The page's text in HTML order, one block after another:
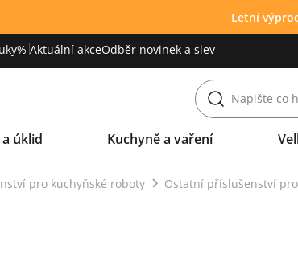
Letní
% Aktuální akceOdběr novinek a slev
úklid Kuchyně a vaření
pro kuchyňské roboty Ostatní příslušenství